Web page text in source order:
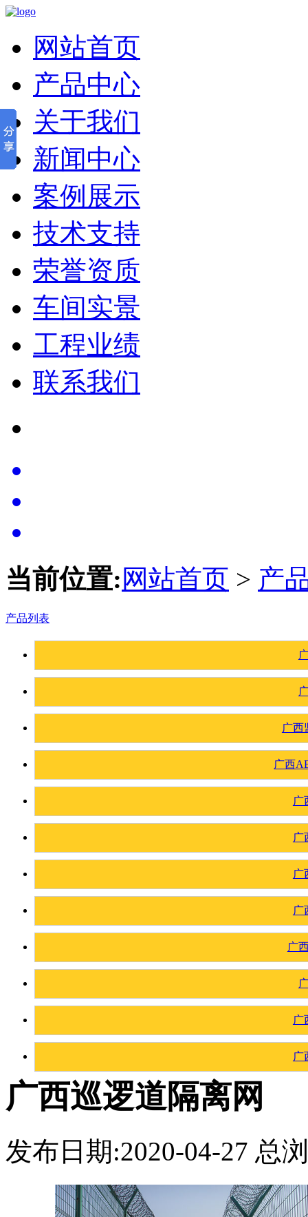
网站首页
产品中心
关于我们
新闻中心
案例展示
技术支持
荣誉资质
车间实景
工程业绩
联系我们
当前位置: 网站首页 > 产
产品列表
广西
广西
广
广
广
广
广
广
广
广西巡逻道隔离网
发布日期:2020-04-27 总